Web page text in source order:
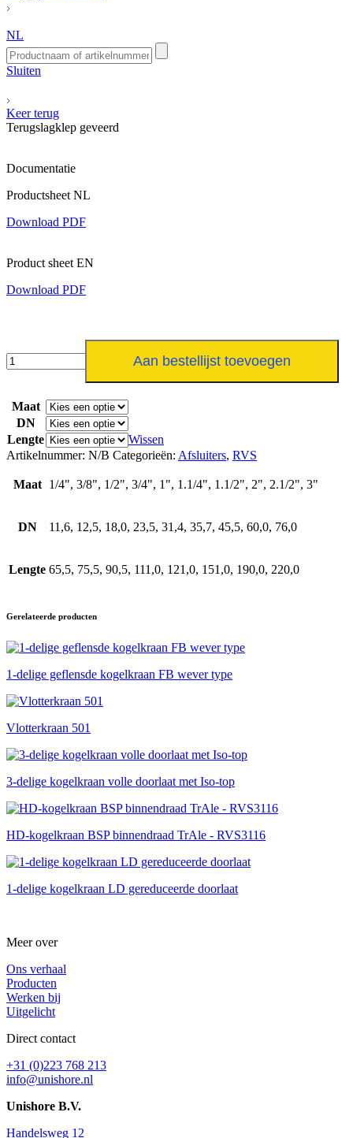
NL
Sluiten
Keer terug
Terugslagklep geveerd
Documentatie
Productsheet NL
Download PDF
Product sheet EN
Download PDF
Terugslagklep
geveerd
Aan bestellijst toevoegen
Maat
DN
Lengte
Wissen
Artikelnummer: N/B Categorieën: Afsluiters, RVS
Maat 1/4", 3/8", 1/2", 3/4", 1", 1.1/4", 1.1/2", 2", 2.1/2", 3"
DN 11,6, 12,5, 18,0, 23,5, 31,4, 35,7, 45,5, 60,0, 76,0
Lengte 65,5, 75,5, 90,5, 111,0, 121,0, 151,0, 190,0, 220,0
Gerelateerde producten
1-delige geflensde kogelkraan FB wever type
Vlotterkraan 501
3-delige kogelkraan volle doorlaat met Iso-top
HD-kogelkraan BSP binnendraad TrAle - RVS3116
1-delige kogelkraan LD gereduceerde doorlaat
Meer over
Ons verhaal
Producten
Werken bij
Uitgelicht
Direct contact
+31 (0)223 768 213
info@unishore.nl
Unishore B.V.
Handelsweg 12